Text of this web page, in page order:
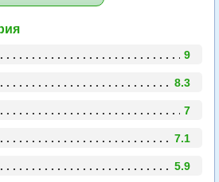
9
8.3
7
7.1
5.9